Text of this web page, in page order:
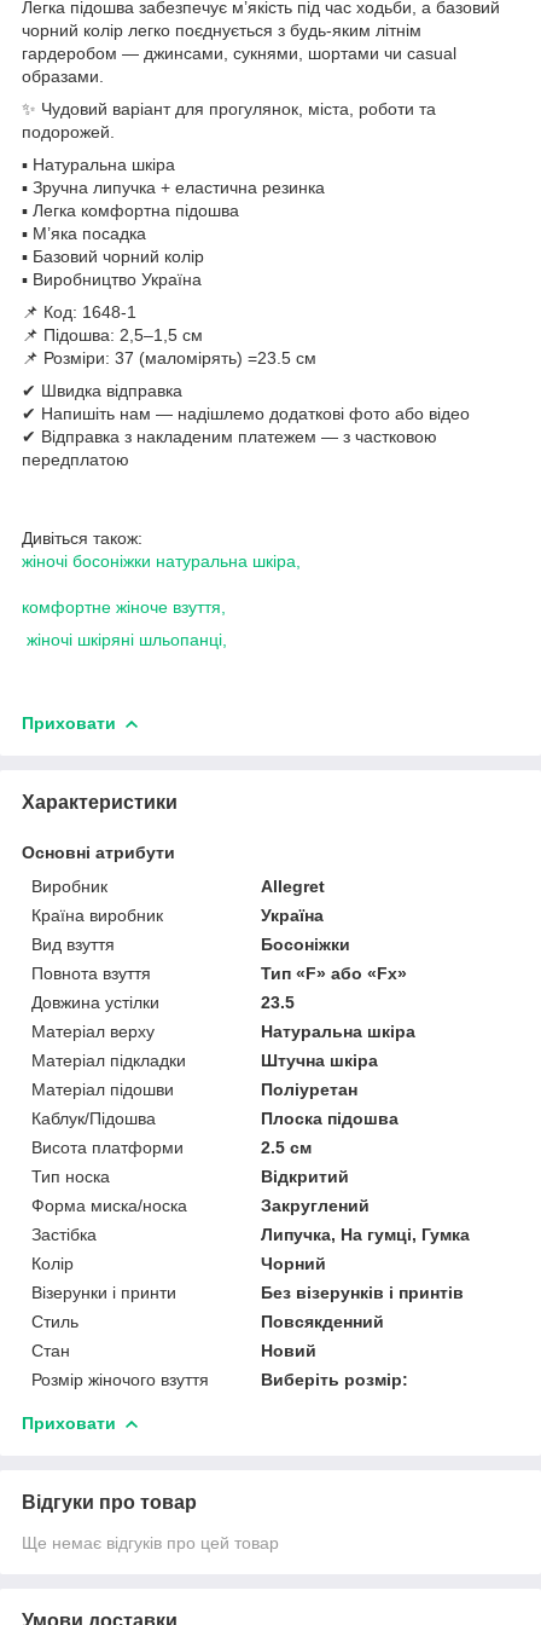
Легка підошва забезпечує м’якість під час ходьби, а базовий
чорний колір легко поєднується з будь-яким літнім
гардеробом — джинсами, сукнями, шортами чи casual
образами.
✨ Чудовий варіант для прогулянок, міста, роботи та
подорожей.
▪️ Натуральна шкіра
▪️ Зручна липучка + еластична резинка
▪️ Легка комфортна підошва
▪️ М’яка посадка
▪️ Базовий чорний колір
▪️ Виробництво Україна
📌 Код: 1648-1
📌 Підошва: 2,5–1,5 см
📌 Розміри: 37 (маломірять) =23.5 см
✔ Швидка відправка
✔ Напишіть нам — надішлемо додаткові фото або відео
✔ Відправка з накладеним платежем — з частковою
передплатою
Дивіться також:
жіночі босоніжки натуральна шкіра,
комфортне жіноче взуття,
жіночі шкіряні шльопанці,
Приховати
Характеристики
Основні атрибути
Виробник
Allegret
Країна виробник
Україна
Вид взуття
Босоніжки
Повнота взуття
Тип «F» або «Fx»
Довжина устілки
23.5
Матеріал верху
Натуральна шкіра
Матеріал підкладки
Штучна шкіра
Матеріал підошви
Поліуретан
Каблук/Підошва
Плоска підошва
Висота платформи
2.5 см
Тип носка
Відкритий
Форма миска/носка
Закруглений
Застібка
Липучка, На гумці, Гумка
Колір
Чорний
Візерунки і принти
Без візерунків і принтів
Стиль
Повсякденний
Стан
Новий
Розмір жіночого взуття
Виберіть розмір:
Приховати
Відгуки про товар
Ще немає відгуків про цей товар
Умови доставки